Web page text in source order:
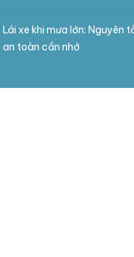
Lái xe khi mưa lớn: Nguyên
an toàn cần nhớ